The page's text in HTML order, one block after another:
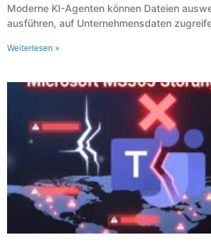
Moderne KI-Agenten können Dateien
ausführen, auf Unternehmensdaten
Weiterlesen »